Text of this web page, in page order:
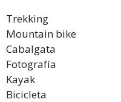
Trekking
Mountain bike
Cabalgata
Fotografía
Kayak
Bicicleta